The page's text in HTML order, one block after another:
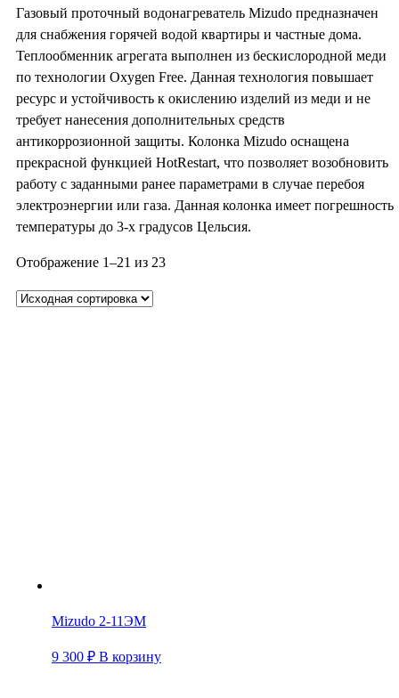
Газовый проточный водонагреватель Mizudo предназначен
для снабжения горячей водой квартиры и частные дома.
Теплообменник агрегата выполнен из бескислородной меди
по технологии Oxygen Free. Данная технология повышает
ресурс и устойчивость к окислению изделий из меди и не
требует нанесения дополнительных средств
антикоррозионной защиты. Колонка Mizudo оснащена
прекрасной функцией HotRestart, что позволяет возобновить
работу с заданными ранее параметрами в случае перебоя
электроэнергии или газа. Данная колонка имеет погрешность
температуры до 3-х градусов Цельсия.
Отображение 1–21 из 23
Mizudo 2-11ЭМ
9 300 ₽ В корзину